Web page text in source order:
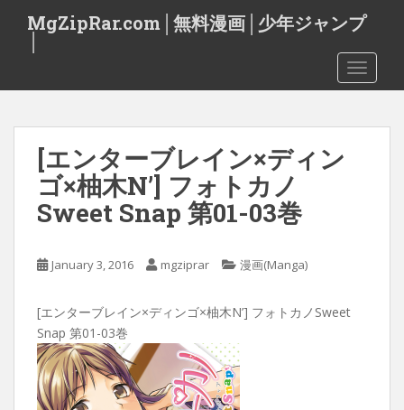
t
MgZipRar.com│無料漫画│少年ジャンプ
[エンターブレイン×ディン
ゴ×柚木N’] フォトカノ
Sweet Snap 第01-03巻
January 3, 2016 mgziprar 漫画(Manga)
[エンターブレイン×ディンゴ×柚木N’] フォトカノSweet
Snap 第01-03巻